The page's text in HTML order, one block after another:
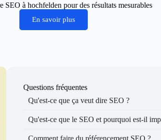
SEO à hochfelden pour des résultats mesurables
En savoir plus
Questions fréquentes
Qu'est-ce que ça veut dire SEO ?
Qu'est-ce que le SEO et pourquoi est-il
Comment faire du référencement SEO ?